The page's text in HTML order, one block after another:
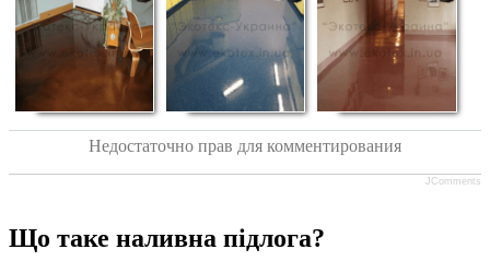
Недостаточно прав для комментирования
JComments
Що таке наливна підлога?